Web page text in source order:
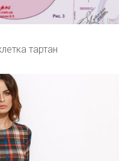
тартан